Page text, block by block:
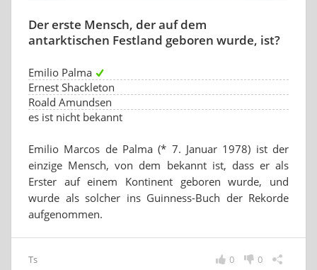
Der erste Mensch, der auf dem
antarktischen Festland geboren wurde, ist?
Emilio Palma
Ernest Shackleton
Roald Amundsen
es ist nicht bekannt
Emilio Marcos de Palma (* 7. Januar 1978) ist der
einzige Mensch, von dem bekannt ist, dass er als
Erster auf einem Kontinent geboren wurde, und
wurde als solcher ins Guinness-Buch der Rekorde
aufgenommen.
Ts 0
0